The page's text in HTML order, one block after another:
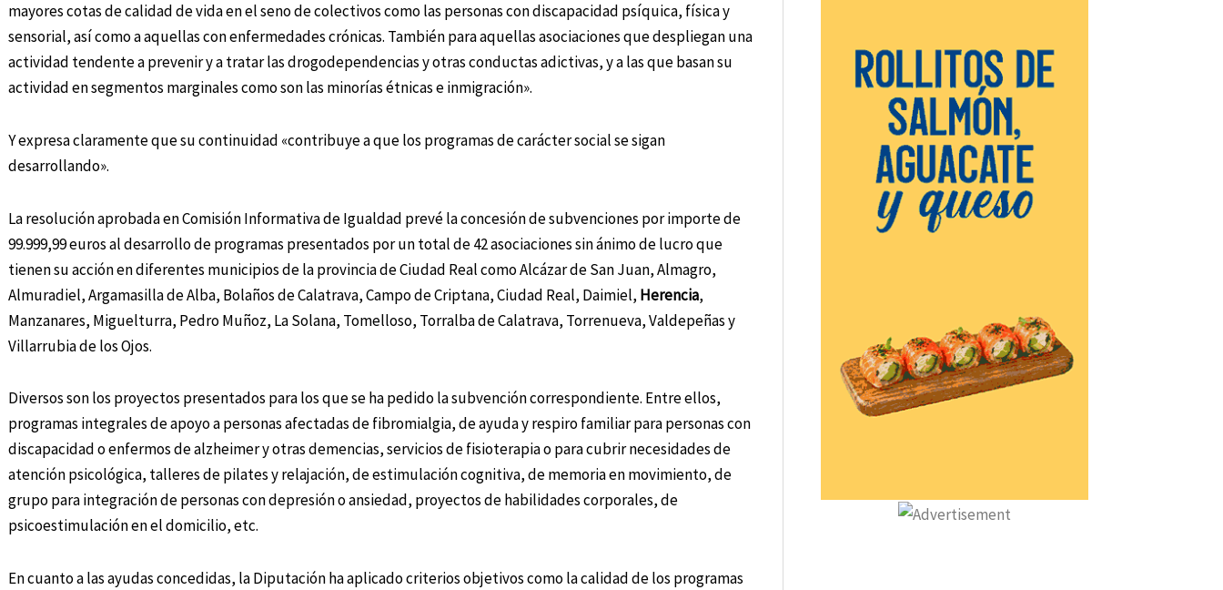
mayores cotas de calidad de vida en el seno de colectivos como las personas con discapacidad psíquica, física y
sensorial, así como a aquellas con enfermedades crónicas. También para aquellas asociaciones que despliegan una
actividad tendente a prevenir y a tratar las drogodependencias y otras conductas adictivas, y a las que basan su
actividad en segmentos marginales como son las minorías étnicas e inmigración».
Y expresa claramente que su continuidad «contribuye a que los programas de carácter social se sigan
desarrollando».
La resolución aprobada en Comisión Informativa de Igualdad prevé la concesión de subvenciones por importe de
99.999,99 euros al desarrollo de programas presentados por un total de 42 asociaciones sin ánimo de lucro que
tienen su acción en diferentes municipios de la provincia de Ciudad Real como Alcázar de San Juan, Almagro,
Almuradiel, Argamasilla de Alba, Bolaños de Calatrava, Campo de Criptana, Ciudad Real, Daimiel, Herencia,
Manzanares, Miguelturra, Pedro Muñoz, La Solana, Tomelloso, Torralba de Calatrava, Torrenueva, Valdepeñas y
Villarrubia de los Ojos.
Diversos son los proyectos presentados para los que se ha pedido la subvención correspondiente. Entre ellos,
programas integrales de apoyo a personas afectadas de fibromialgia, de ayuda y respiro familiar para personas con
discapacidad o enfermos de alzheimer y otras demencias, servicios de fisioterapia o para cubrir necesidades de
atención psicológica, talleres de pilates y relajación, de estimulación cognitiva, de memoria en movimiento, de
grupo para integración de personas con depresión o ansiedad, proyectos de habilidades corporales, de
psicoestimulación en el domicilio, etc.
En cuanto a las ayudas concedidas, la Diputación ha aplicado criterios objetivos como la calidad de los programas